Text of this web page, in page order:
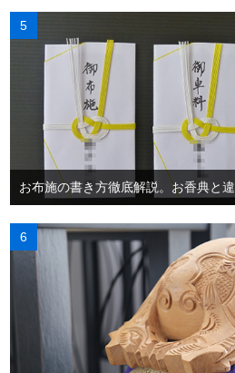
お布施の書き方徹底解説。お香典と